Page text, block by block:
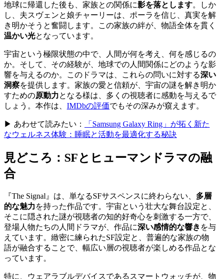
地球に帰還した後も、家族との関係に影を落とします。しか
し、夫スヴェンと娘チャーリーは、ポーラを信じ、真実を解
き明かそうと奮闘します。この家族の絆が、物語全体を貫く
温かい光となっています。
宇宙という極限状態の中で、人間が何を考え、何を感じるの
か。そして、その経験が、地球での人間関係にどのような影
響を与えるのか。このドラマは、これらの問いに対する深い
洞察を提供します。家族の愛と信頼が、宇宙の謎を解き明か
すための原動力となる様は、多くの視聴者に感動を与えるで
しょう。本作は、 IMDbの評価でもその深みが窺えます。
▶ あわせて読みたい：
「Samsung Galaxy Ring」が拓く新た
なウェルネス体験：睡眠と活動を最適化する秘訣
見どころ：SFとヒューマンドラマの融
合
『The Signal』は、単なるSFサスペンスに終わらない、 多層
的な魅力を持った作品です。宇宙という壮大な舞台設定と、
そこに隠された謎が視聴者の知的好奇心を刺激する一方で、
登場人物たちの人間ドラマが、作品に深い感情的な響き を与
えています。緻密に練られたSF設定と、普遍的な家族の物
語が融合することで、幅広い層の視聴者が楽しめる作品とな
っています。
特に、ウェアラブルデバイスであるスマートウォッチが、物